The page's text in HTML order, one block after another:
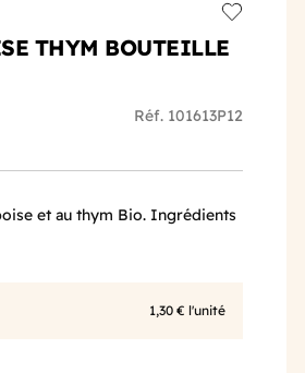
THYM BOUTEILLE
Réf. 101613P12
et au thym Bio. Ingrédients
1,30 € l'unité